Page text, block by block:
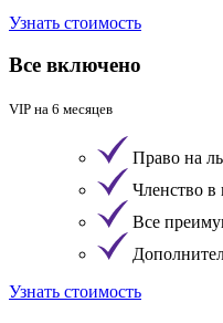
Узнать стоимость
Все включено
VIP на 6 месяцев
Право на
Членство в
Все
Узнать стоимость